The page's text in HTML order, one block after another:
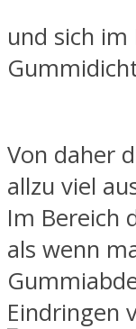
und sich
Von daher
allzu viel
Im Bereich
als wenn
Eindringen